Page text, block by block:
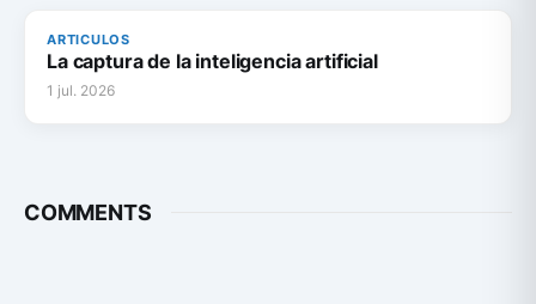
ARTICULOS
La captura de la inteligencia artificial
1 jul. 2026
COMMENTS